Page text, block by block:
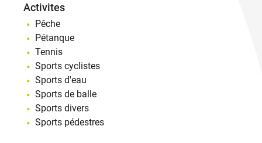
Activites
Pêche
Pétanque
Tennis
Sports cyclistes
Sports d'eau
Sports de balle
Sports divers
Sports pédestres